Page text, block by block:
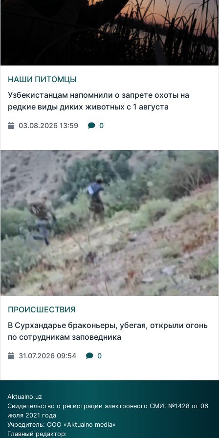
НАШИ ПИТОМЦЫ
Узбекистанцам напомнили о запрете охоты на
редкие виды диких животных с 1 августа
03.08.2026 13:59 0
ПРОИСШЕСТВИЯ
В Сурхандарье браконьеры, убегая, открыли огонь
по сотрудникам заповедника
31.07.2026 09:54 0
Aktualno.uz
Свидетельство о регистрации электронного СМИ: №1428 от 06
июля 2021 года
Учредитель: ООО «Aktualno media»
Главный редактор: